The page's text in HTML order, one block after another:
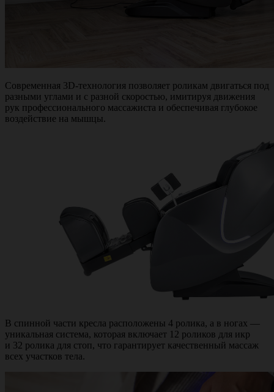
Современная 3D-технология позволяет роликам двигаться под
разными углами и с разной скоростью, имитируя движения
рук профессионального массажиста и обеспечивая глубокое
воздействие на мышцы.
В спинной части кресла расположены 4 ролика, а в ногах —
уникальная система, которая включает 12 роликов для икр
и 32 ролика для стоп, что гарантирует качественный массаж
всех участков тела.